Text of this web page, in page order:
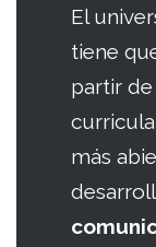
El
tiene
partir de
más